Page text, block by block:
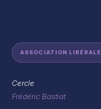
ASSOCIATION
Cercle
Frédéric Bastiat